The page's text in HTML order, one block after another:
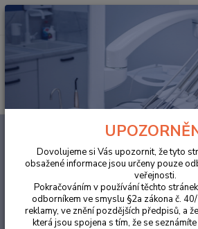
Zubní výplně Fixační
Fixační cementy
Upřesnit parametry
Dovolujeme si Vás upozornit, že tyto
obsažené informace jsou určeny pouze
veřejnosti.
Pokračováním v používání těchto
odborníkem ve smyslu §2a zákona č.
reklamy, ve znění pozdějších předpisů, a
která jsou spojena s tím, že se